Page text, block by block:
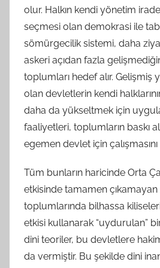
olur. Halkın kendi yönetim
seçmesi olan demokrasi ile
sömürgecilik sistemi, daha
askeri açıdan fazla
toplumları hedef alır. Gelişmiş
olan devletlerin kendi
daha da yükseltmek için
faaliyetleri, toplumların baskı
egemen devlet için
Tüm bunların haricinde Orta
etkisinde tamamen
toplumlarında bilhassa
etkisi kullanarak “uydurulan”
dini teoriler, bu devletlere
da vermiştir. Bu şekilde dini